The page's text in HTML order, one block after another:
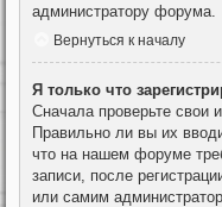
администратору форума.
Вернуться к началу
Я только что
Сначала проверьте свои
Правильно ли вы их
что на нашем форуме
записи, после
или самим